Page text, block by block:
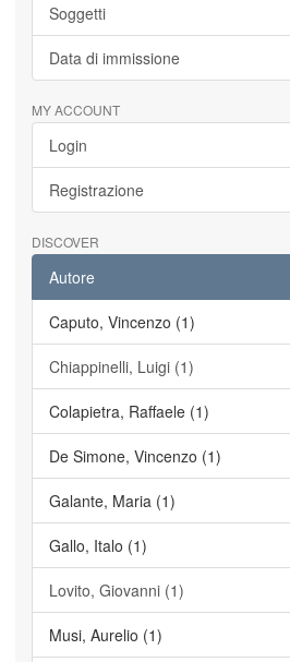
Soggetti
Data di immissione
MY ACCOUNT
Login
Registrazione
DISCOVER
Autore
Caputo, Vincenzo (1)
Chiappinelli, Luigi (1)
Colapietra, Raffaele (1)
De Simone, Vincenzo (1)
Galante, Maria (1)
Gallo, Italo (1)
Lovito, Giovanni (1)
Musi, Aurelio (1)